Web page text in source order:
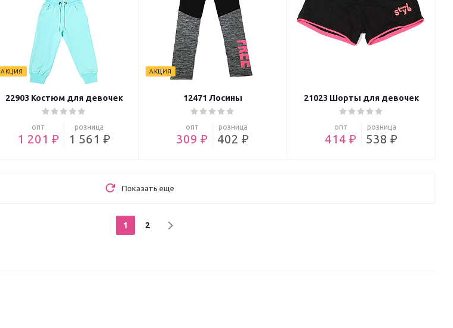
АКЦИЯ
22903 Костюм для девочек
опт
1 201 ₽
розница
1 561 ₽
АКЦИЯ
12471 Лосины
опт
309 ₽
розница
402 ₽
21023 Шорты для девочек
опт
414 ₽
розница
538 ₽
Показать еще
1 2